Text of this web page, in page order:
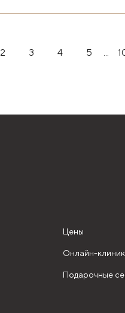
2 3 4 5
Цены
Онлайн-
Подарочные